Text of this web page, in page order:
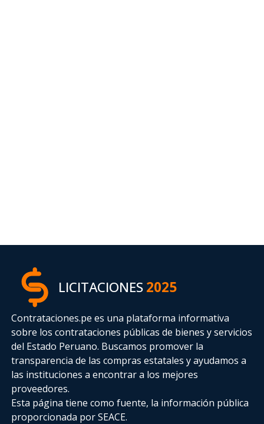
LICITACIONES2025
Contrataciones.pe es una plataforma informativa
sobre los contrataciones públicas de bienes y servicios
del Estado Peruano. Buscamos promover la
transparencia de las compras estatalesy ayudamos a
las instituciones a encontrar a los mejores
proveedores.
Esta página tiene como fuente, la información pública
proporcionada por SEACE.